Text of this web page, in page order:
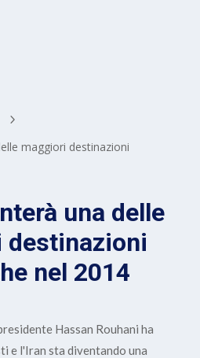
maggiori destinazioni
una delle
destinazioni
nel 2014
Hassan Rouhani ha
e l'Iran sta diventando una